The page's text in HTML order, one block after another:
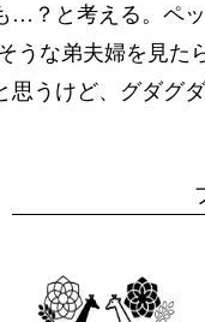
…？と考える。ペ
うな弟夫婦を見
思うけど、グダグ